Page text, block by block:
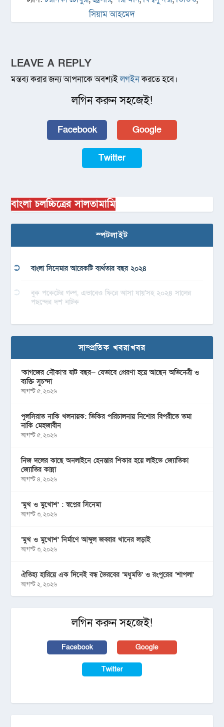
সিয়াম আহমেদ
LEAVE A REPLY
মন্তব্য করার জন্য আপনাকে অবশ্যইলগইনকরতে হবে।
লগিন করুন সহজেই!
Facebook Google
Twitter
বাংলা চলচ্চিত্রের সালতামামি
স্পটলাইট
বাংলা সিনেমার আরেকটি ব্যর্থতার বছর ২০২৪
বুক পকেটের গল্প, এভাবেও ফিরে আসা যায়’সহ ২০২৪ সালের
পছন্দের দশ নাটক
সাম্প্রতিক খবরাখবর
‘কাগজের নৌকা’র ষাট বছর— যেভাবে প্রেরণা হয়ে আছেন অভিনেত্রী ও
ব্যক্তি সুচন্দা
আগস্ট ৫, ২০২৬
পুলসিরাত নাকি খলনায়ক: ভিকির পরিচালনায় নিশোর বিপরীতে তমা
নাকি মেহজাবীন
আগস্ট ৫, ২০২৬
নিজ দলের কাছে অনলাইনে হেনস্তার শিকার হয়ে লাইভে জ্যোতিকা
জ্যোতির কান্না
আগস্ট ৪, ২০২৬
‘মুখ ও মু্খোশ’ : স্বপ্নের সিনেমা
আগস্ট ৩, ২০২৬
‘মুখ ও মুখোশ’ নির্মাণে আব্দুল জব্বার খানের লড়াই
আগস্ট ৩, ২০২৬
ঐতিহ্য হারিয়ে এক দিনেই বন্ধ ভৈরবের ‘মধুমতি’ ও রংপুরের ‘শাপলা’
আগস্ট ২, ২০২৬
লগিন করুন সহজেই!
Facebook Google
Twitter